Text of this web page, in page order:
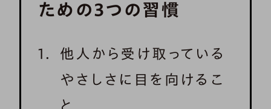
ための3つの習慣
他人から受け取っている
やさしさに目を向けるこ
と